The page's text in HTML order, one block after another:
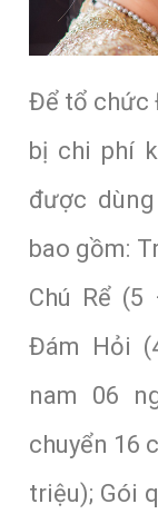
Để tổ chức
bị chi phí
được
bao gồm:
Chú Rể
Đám Hỏi
nam 06
chuyển 16
triệu); Gói